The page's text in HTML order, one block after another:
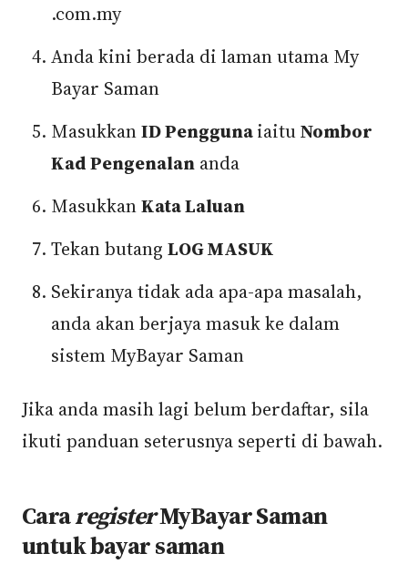
.com.my
Anda kini berada di laman utama My
Bayar Saman
MasukkanID PenggunaiaituNombor
Kad Pengenalan anda
MasukkanKata Laluan
Tekan butang LOG MASUK
Sekiranya tidak ada apa-apa masalah,
anda akan berjaya masuk ke dalam
sistem MyBayar Saman
Jika anda masih lagi belum berdaftar, sila
ikuti panduan seterusnya seperti di bawah.
CararegisterMyBayar Saman
untuk bayar saman